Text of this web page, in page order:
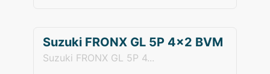
Suzuki FRONX GL 5P 4×2 BVM
Suzuki FRONX GL 5P 4...